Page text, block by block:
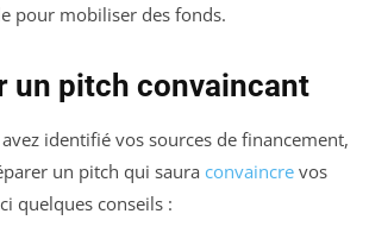
pour mobiliser des fonds.
un pitch convaincant
identifié vos sources de financement,
un pitch qui saura convaincre vos
quelques conseils :